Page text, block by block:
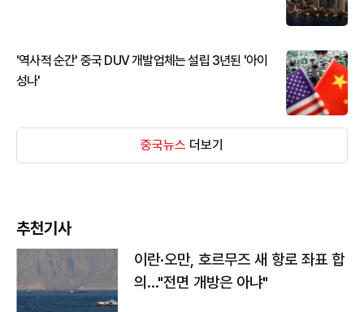
'역사적 순간' 중국 DUV 개발업체는 설립 3년된 '아이
성나'
중국뉴스 더보기
추천기사
이란·오만, 호르무즈 새 항로 좌표 합
의…"전면 개방은 아냐"